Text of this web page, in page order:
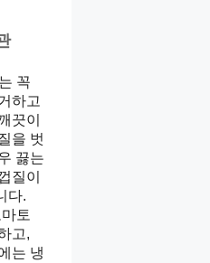
꼭
하고
끗이
을 벗
끓는
질이
다.
토
고,
는 냉